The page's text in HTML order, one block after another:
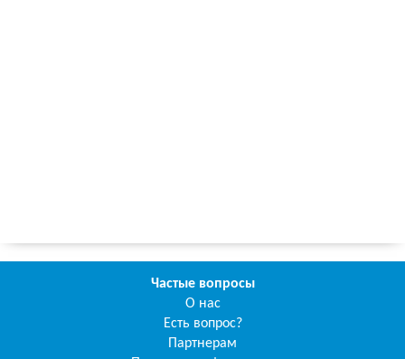
Частые вопросы
О нас
Есть вопрос?
Партнерам